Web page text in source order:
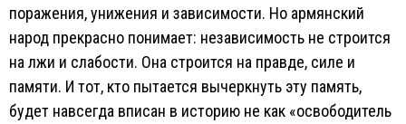
поражения, унижения и зависимости. Но армянский
народ прекрасно понимает: независимость не строится
на лжи и слабости. Она строится на правде, силе и
памяти. И тот, кто пытается вычеркнуть эту память,
будет навсегда вписан в историю не как «освободитель